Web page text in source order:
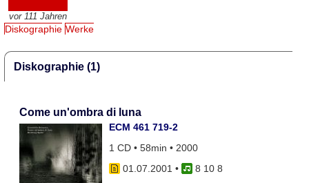
vor 111 Jahren
Diskographie Werke
Diskographie (1)
Come un'ombra di luna
ECM 461 719-2
1 CD • 58min • 2000
01.07.2001 •
8 10 8